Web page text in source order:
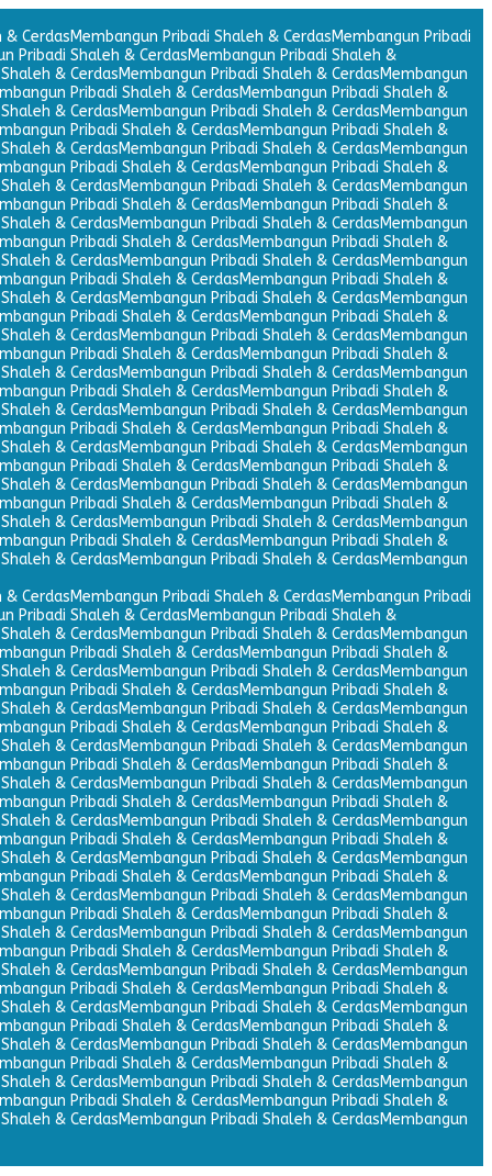
& CerdasMembangun Pribadi Shaleh & CerdasMembangun Pribadi
Pribadi Shaleh & CerdasMembangun Pribadi Shaleh &
& CerdasMembangun Pribadi Shaleh & CerdasMembangun
Pribadi Shaleh & CerdasMembangun Pribadi Shaleh &
& CerdasMembangun Pribadi Shaleh & CerdasMembangun
Pribadi Shaleh & CerdasMembangun Pribadi Shaleh &
& CerdasMembangun Pribadi Shaleh & CerdasMembangun
Pribadi Shaleh & CerdasMembangun Pribadi Shaleh &
& CerdasMembangun Pribadi Shaleh & CerdasMembangun
Pribadi Shaleh & CerdasMembangun Pribadi Shaleh &
& CerdasMembangun Pribadi Shaleh & CerdasMembangun
Pribadi Shaleh & CerdasMembangun Pribadi Shaleh &
& CerdasMembangun Pribadi Shaleh & CerdasMembangun
Pribadi Shaleh & CerdasMembangun Pribadi Shaleh &
& CerdasMembangun Pribadi Shaleh & CerdasMembangun
Pribadi Shaleh & CerdasMembangun Pribadi Shaleh &
& CerdasMembangun Pribadi Shaleh & CerdasMembangun
Pribadi Shaleh & CerdasMembangun Pribadi Shaleh &
& CerdasMembangun Pribadi Shaleh & CerdasMembangun
Pribadi Shaleh & CerdasMembangun Pribadi Shaleh &
& CerdasMembangun Pribadi Shaleh & CerdasMembangun
Pribadi Shaleh & CerdasMembangun Pribadi Shaleh &
& CerdasMembangun Pribadi Shaleh & CerdasMembangun
Pribadi Shaleh & CerdasMembangun Pribadi Shaleh &
& CerdasMembangun Pribadi Shaleh & CerdasMembangun
Pribadi Shaleh & CerdasMembangun Pribadi Shaleh &
& CerdasMembangun Pribadi Shaleh & CerdasMembangun
Pribadi Shaleh & CerdasMembangun Pribadi Shaleh &
& CerdasMembangun Pribadi Shaleh & CerdasMembangun
& CerdasMembangun Pribadi Shaleh & CerdasMembangun Pribadi
Pribadi Shaleh & CerdasMembangun Pribadi Shaleh &
& CerdasMembangun Pribadi Shaleh & CerdasMembangun
Pribadi Shaleh & CerdasMembangun Pribadi Shaleh &
& CerdasMembangun Pribadi Shaleh & CerdasMembangun
Pribadi Shaleh & CerdasMembangun Pribadi Shaleh &
& CerdasMembangun Pribadi Shaleh & CerdasMembangun
Pribadi Shaleh & CerdasMembangun Pribadi Shaleh &
& CerdasMembangun Pribadi Shaleh & CerdasMembangun
Pribadi Shaleh & CerdasMembangun Pribadi Shaleh &
& CerdasMembangun Pribadi Shaleh & CerdasMembangun
Pribadi Shaleh & CerdasMembangun Pribadi Shaleh &
& CerdasMembangun Pribadi Shaleh & CerdasMembangun
Pribadi Shaleh & CerdasMembangun Pribadi Shaleh &
& CerdasMembangun Pribadi Shaleh & CerdasMembangun
Pribadi Shaleh & CerdasMembangun Pribadi Shaleh &
& CerdasMembangun Pribadi Shaleh & CerdasMembangun
Pribadi Shaleh & CerdasMembangun Pribadi Shaleh &
& CerdasMembangun Pribadi Shaleh & CerdasMembangun
Pribadi Shaleh & CerdasMembangun Pribadi Shaleh &
& CerdasMembangun Pribadi Shaleh & CerdasMembangun
Pribadi Shaleh & CerdasMembangun Pribadi Shaleh &
& CerdasMembangun Pribadi Shaleh & CerdasMembangun
Pribadi Shaleh & CerdasMembangun Pribadi Shaleh &
& CerdasMembangun Pribadi Shaleh & CerdasMembangun
Pribadi Shaleh & CerdasMembangun Pribadi Shaleh &
& CerdasMembangun Pribadi Shaleh & CerdasMembangun
Pribadi Shaleh & CerdasMembangun Pribadi Shaleh &
& CerdasMembangun Pribadi Shaleh & CerdasMembangun